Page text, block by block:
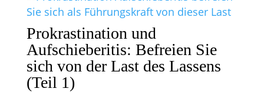
Prokrastination und
Aufschieberitis: Befreien Sie
sich von der Last des Lassens
(Teil 1)